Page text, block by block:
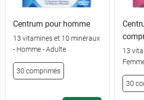
Centrum pour homme
13 vitamines et 10 minéraux
- Homme - Adulte
30 comprimés
13
30